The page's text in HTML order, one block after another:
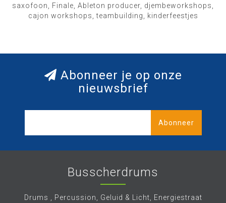
saxofoon, Finale, Ableton producer, djembeworkshops,
cajon workshops, teambuilding, kinderfeestjes
Abonneer je op onze
nieuwsbrief
Abonneer
Busscherdrums
Drums , Percussion, Geluid & Licht, Energiestraat